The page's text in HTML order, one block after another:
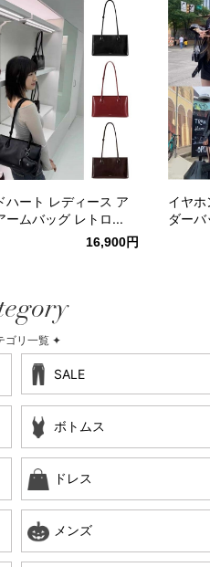
ハート レディース ア
ームバッグ レトロ...
16,900円
イヤ
ダー
ゴリ一覧 ✦
SALE
ボトムス
ドレス
メンズ